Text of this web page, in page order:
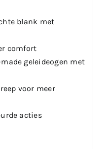
blank met
comfort
geleideogen met
voor meer
acties